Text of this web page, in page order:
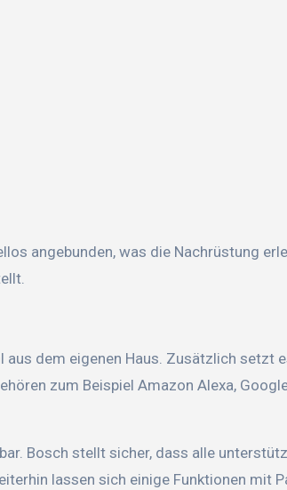
angebunden, was die Nachrüstung
dem eigenen Haus. Zusätzlich setzt
zum Beispiel Amazon Alexa,
Bosch stellt sicher, dass alle
lassen sich einige Funktionen mit